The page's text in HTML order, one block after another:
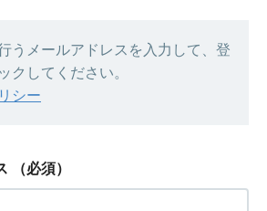
うメールアドレスを入力して、登
クしてください。
シー
（必須）